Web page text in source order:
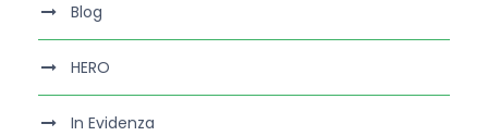
Blog
HERO
In Evidenza